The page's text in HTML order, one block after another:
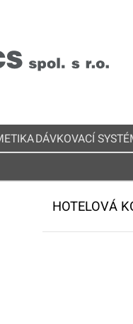
DÁVKOVACÍ
HOTELOVÁ